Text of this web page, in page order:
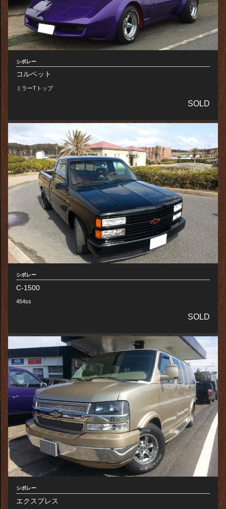
シボレー
コルベット
ミラーTトップ
SOLD
シボレー
C-1500
454ss
SOLD
シボレー
エクスプレス